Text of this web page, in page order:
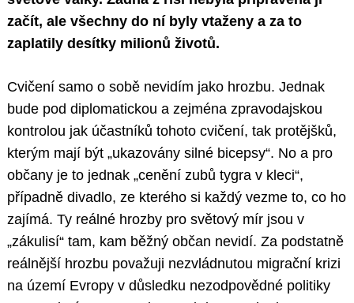
začít, ale všechny do ní byly vtaženy a za to
zaplatily desítky milionů životů.
Cvičení samo o sobě nevidím jako hrozbu. Jednak
bude pod diplomatickou a zejména zpravodajskou
kontrolou jak účastníků tohoto cvičení, tak protějšků,
kterým mají být „ukazovány silné bicepsy“. No a pro
občany je to jednak „cenění zubů tygra v kleci“,
případně divadlo, ze kterého si každý vezme to, co ho
zajímá. Ty reálné hrozby pro světový mír jsou v
„zákulisí“ tam, kam běžný občan nevidí. Za podstatně
reálnější hrozbu považuji nezvládnutou migrační krizi
na území Evropy v důsledku nezodpovědné politiky